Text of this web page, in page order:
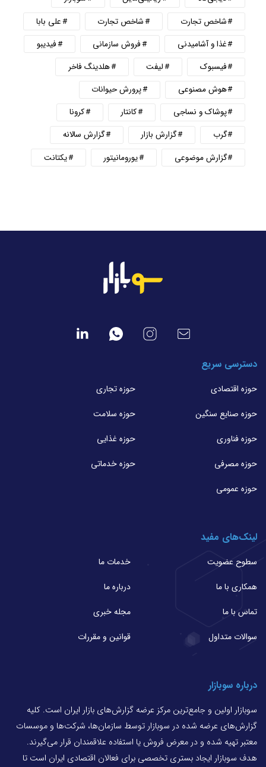
شاخص تجارت
شاخص تجارت
علی بابا
غذا و آشامیدنی
فروش سازمانی
فیدیبو
فیسبوک
لیفت
هلدینگ فاخر
هوش مصنوعی
پرورش حیوانات
پوشاک و نساجی
کانتار
کرونا
گرب
گزارش بازار
گزارش سالانه
گزارش موضوعی
یورومانیتور یکتانت
دسترسی سریع
حوزه اقتصادی
حوزه تجاری
حوزه صنایع سنگین
حوزه سلامت
حوزه فناوری
حوزه غذایی
حوزه مصرفی
حوزه خدماتی
حوزه عمومی
لینک‌های مفید
سطوح عضویت
خدمات ما
همکاری با ما
درباره ما
تماس با ما
مجله خبری
سوالات متداول
قوانین و مقررات
درباره سوبازار
سوبازار اولین و جامع‌ترین مرکز عرضه گزارش‌های بازار ایران است. کلیه
گزارش‌های عرضه شده در سوبازار توسط سازمان‌ها، شرکت‌ها و موسسات
معتبر تهیه شده و در معرض فروش یا استفاده علاقمندان قرار می‌گیرند.
هدف سوبازار ایجاد بستری تخصصی برای فعالان اقتصادی ایران است تا